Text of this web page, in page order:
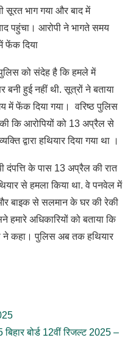
सूरत भाग गया और बाद में
पहुंचा। आरोपी ने भागते समय
फेंक दिया
को संदेह है कि हमले में
हुई नहीं थी. सूत्रों ने बताया
में फेंक दिया गया। वरिष्ठ पुलिस
की कि आरोपियों को 13 अप्रैल से
द्वारा हथियार दिया गया था ।
दंपत्ति के पास 13 अप्रैल की रात
से हमला किया था. वे पनवेल में
बाइक से सलमान के घर की रेकी
हमारे अधिकारियों को बताया कि
ने कहा। पुलिस अब तक हथियार
बोर्ड 12वीं रिजल्ट 2025 –